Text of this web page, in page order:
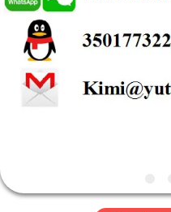
VR
ΠΕΡΊΠΟΥ
ΕΜΕΊΣ
ΕΡΓΟΣΤΑΣΊΩΝ